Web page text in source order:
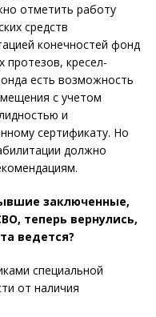
отметить работу
средств
конечностей фонд
протезов, кресел-
есть возможность
с учетом
и
сертификату. Но
должно
заключенные,
теперь вернулись,
ведется?
специальной
от наличия